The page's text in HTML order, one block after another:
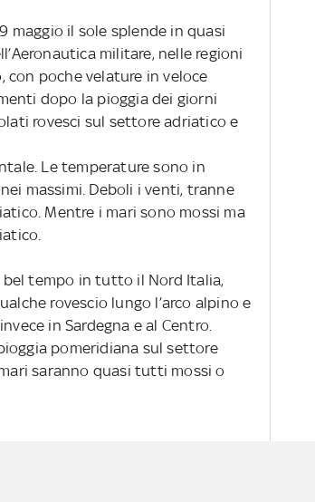
maggio il sole splende in quasi
militare, nelle regioni
poche velature in veloce
dopo la pioggia dei giorni
rovesci sul settore adriatico e
Le temperature sono in
massimi. Deboli i venti, tranne
Mentre i mari sono mossi ma
tempo in tutto il Nord Italia,
rovescio lungo l’arco alpino e
in Sardegna e al Centro.
pomeridiana sul settore
saranno quasi tutti mossi o